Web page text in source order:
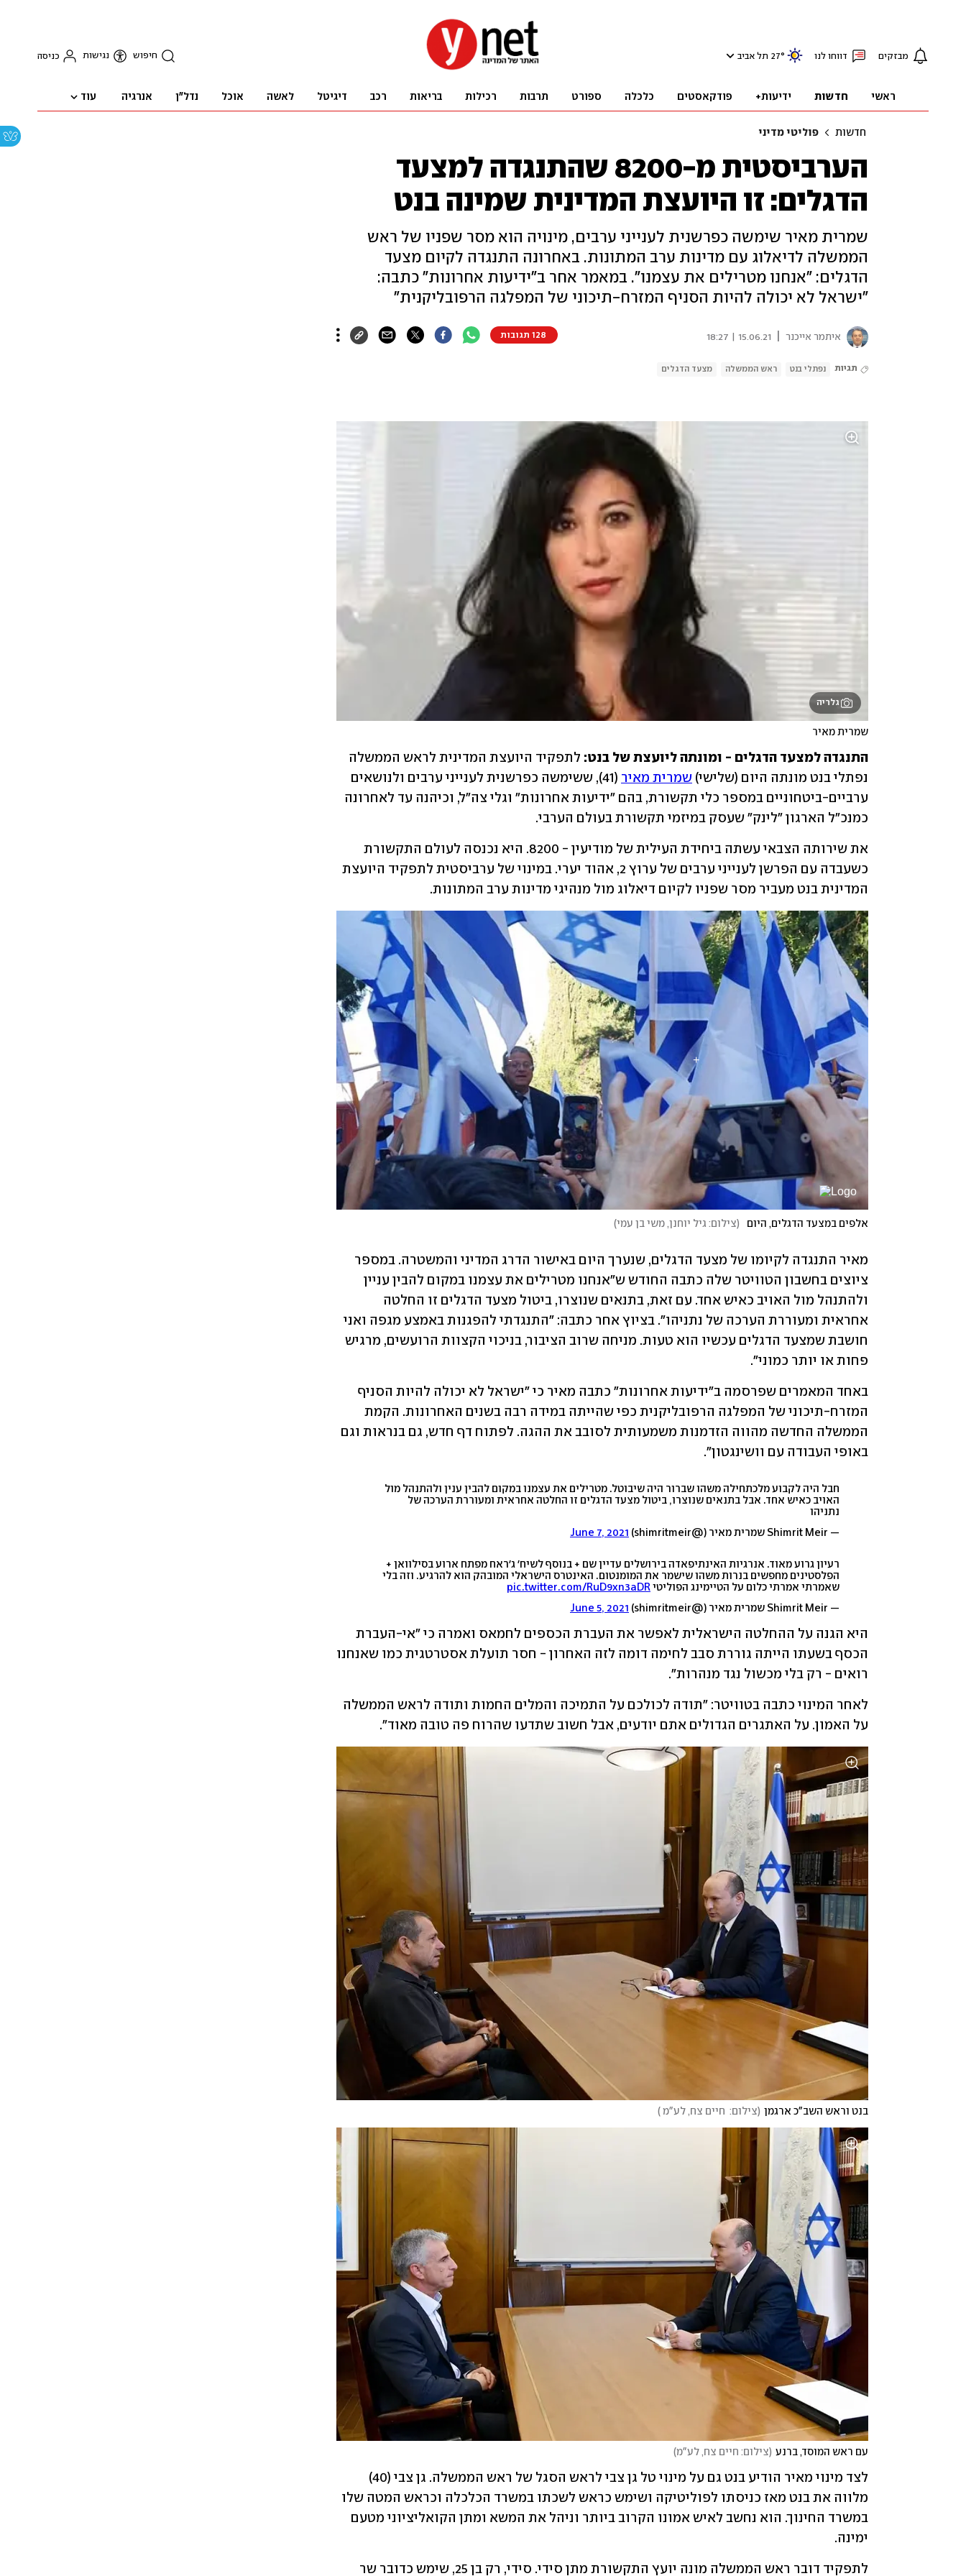
מבזקים דווחו לנו 27° תל אביב חיפוש נגישות כניסה
ראשי חדשות ידיעות+ פודקאסטים כלכלה ספורט תרבות רכילות בריאות רכב דיגיטל לאשה אוכל נדל"ן אנרגיה עוד
חדשות פוליטי מדיני
הערביסטית מ-8200 שהתנגדה למצעד
הדגלים: זו היועצת המדינית שמינה בנט
שמרית מאיר שימשה כפרשנית לענייני ערבים, מינויה הוא מסר שפניו של ראש
הממשלה לדיאלוג עם מדינות ערב המתונות. באחרונה התנגדה לקיום מצעד
הדגלים: "אנחנו מטרילים את עצמנו". במאמר אחר ב"ידיעות אחרונות" כתבה:
"ישראל לא יכולה להיות הסניף המזרח-תיכוני של המפלגה הרפובליקנית"
איתמר אייכנר 15.06.21 | 18:27 128 תגובות
תגיות נפתלי בנט ראש הממשלה מצעד הדגלים
גלריה
שמרית מאיר
התנגדה למצעד הדגלים - ומונתה ליועצת של בנט:
נפתלי בנט מונתה היום (שלישי) שמרית מאיר
כמנכ"ל הארגון "לינק" שעסק במיזמי תקשורת בעולם הערבי.
המדינית בנט מעביר מסר שפניו לקיום דיאלוג מול מנהיגי מדינות ערב המתונות.
אלפים במצעד הדגלים, היום (צילום: גיל יוחנן, משי בן עמי)
פחות או יותר כמוני".
באופי העבודה עם וושינגטון".
חבל היה לקבוע מלכתחילה משהו שברור היה שיבוטל. מטרילים את עצמנו במקום להבין ענין ולהתנהל מול
האויב כאיש אחד. אבל בתנאים שנוצרו, ביטול מצעד הדגלים זו החלטה אחראית ומעוררת הערכה של
נתניהו
— Shimrit Meir שמרית מאיר (@shimritmeir) June 7, 2021
רעיון גרוע מאוד. אנרגיות האינתיפאדה בירושלים עדיין שם + בנוסף לשיח׳ ג׳ראח מפתח ארוע בסילוואן +
הפלסטינים מחפשים בנרות משהו שישמר את המומנטום. האינטרס הישראלי המובהק הוא להרגיע. וזה בלי
שאמרתי אמרתי כלום על הטיימינג הפוליטי pic.twitter.com/RuD9xn3aDR
— Shimrit Meir שמרית מאיר (@shimritmeir) June 5, 2021
רואים - רק בלי מכשול נגד מנהרות".
על האמון. על האתגרים הגדולים אתם יודעים, אבל חשוב שתדעו שהרוח פה טובה מאוד".
בנט וראש השב"כ ארגמן (צילום:  חיים צח, לע"מ )
עם ראש המוסד, ברנע (צילום: חיים צח, לע"מ)
ימינה.